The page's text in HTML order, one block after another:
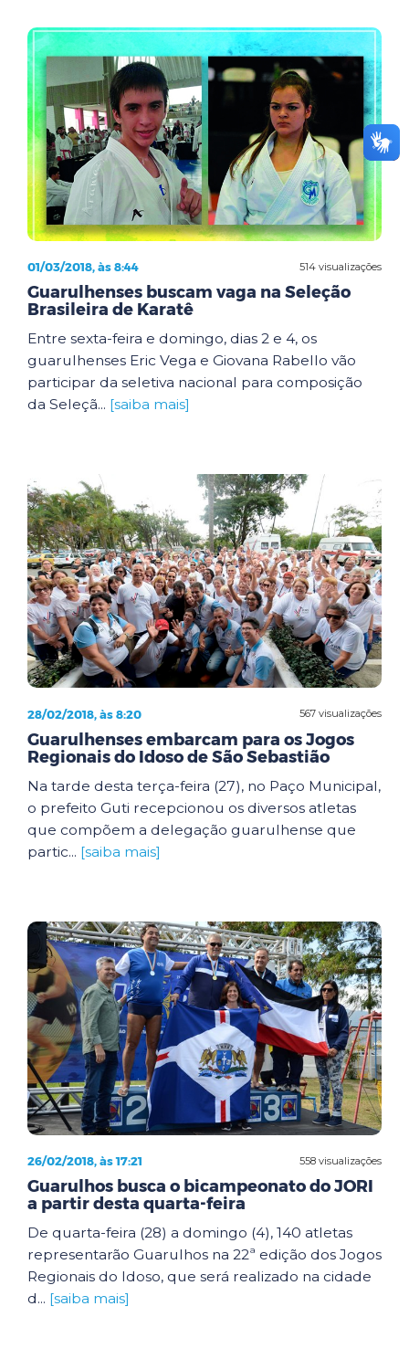
514 visualizações
01/03/2018, às 8:44
Guarulhenses buscam vaga na Seleção
Brasileira de Karatê
Entre sexta-feira e domingo, dias 2 e 4, os
guarulhenses Eric Vega e Giovana Rabello vão
participar da seletiva nacional para composição
da Seleçã... [saiba mais]
567 visualizações
28/02/2018, às 8:20
Guarulhenses embarcam para os Jogos
Regionais do Idoso de São Sebastião
Na tarde desta terça-feira (27), no Paço Municipal,
o prefeito Guti recepcionou os diversos atletas
que compõem a delegação guarulhense que
partic... [saiba mais]
558 visualizações
26/02/2018, às 17:21
Guarulhos busca o bicampeonato do JORI
a partir desta quarta-feira
De quarta-feira (28) a domingo (4), 140 atletas
representarão Guarulhos na 22ª edição dos Jogos
Regionais do Idoso, que será realizado na cidade
d... [saiba mais]